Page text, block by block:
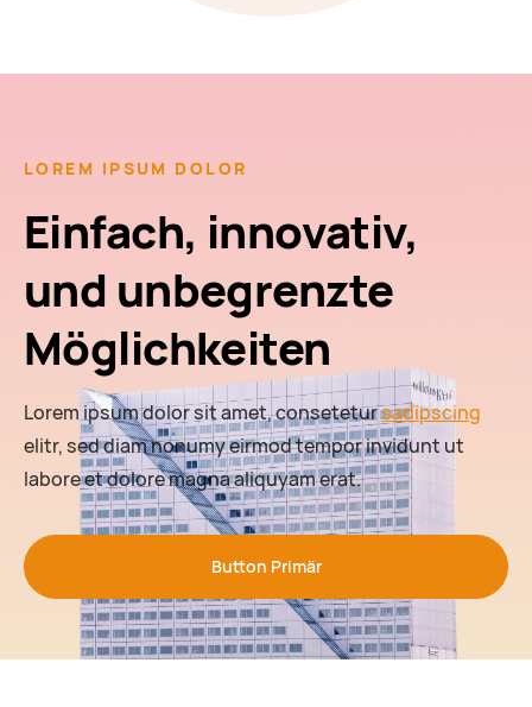
LOREM IPSUM DOLOR
Einfach, innovativ,
und unbegrenzte
Möglichkeiten
Lorem ipsum dolor sit amet, consetetursadipscing
elitr, sed diam nonumy eirmod tempor invidunt ut
labore et dolore magna aliquyam erat.
Button Primär